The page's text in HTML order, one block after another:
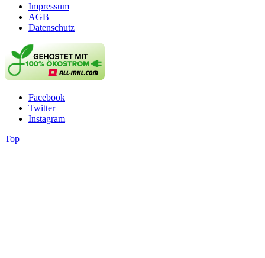
Impressum
AGB
Datenschutz
Facebook
Twitter
Instagram
Top